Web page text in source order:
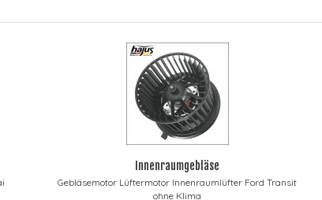
Innenraumgebläse
Gebläsemotor Lüftermotor Innenraumlüfter Ford Transit
ohne Klima